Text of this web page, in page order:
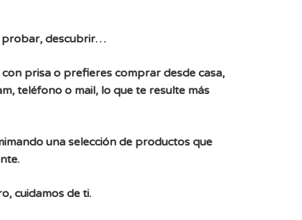
probar, descubrir…
con prisa o prefieres comprar desde casa,
teléfono o mail, lo que te resulte más
una selección de productos que
cuidamos de ti.